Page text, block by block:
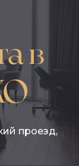
в
проезд,